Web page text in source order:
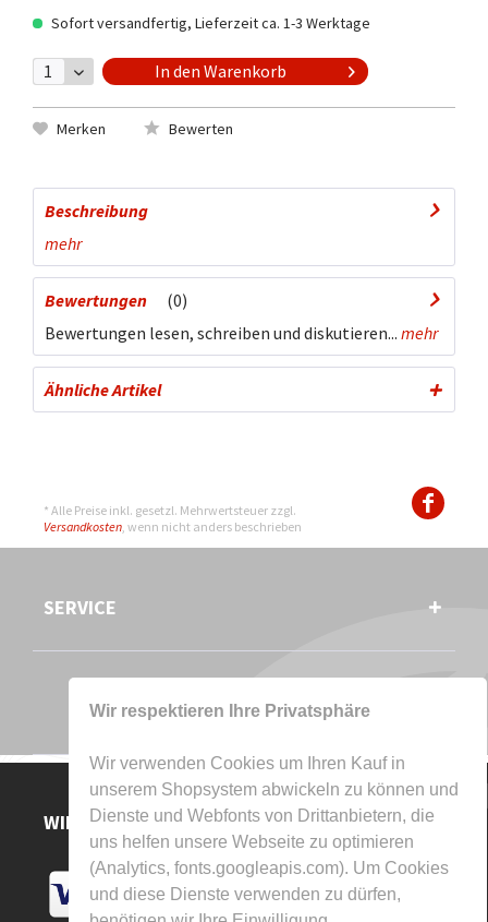
Wir respektieren Ihre Privatsphäre
Wir verwenden Cookies um Ihren Kauf in
unserem Shopsystem abwickeln zu können und
Dienste und Webfonts von Drittanbietern, die
uns helfen unsere Webseite zu optimieren
(Analytics, fonts.googleapis.com). Um Cookies
und diese Dienste verwenden zu dürfen,
Sofort versandfertig, Lieferzeit ca. 1-3 Werktage
In den Warenkorb
Merken Bewerten
Beschreibung
mehr
Bewertungen
0
Bewertungen lesen, schreiben und diskutieren... mehr
Ähnliche Artikel
* Alle Preise inkl. gesetzl. Mehrwertsteuer zzgl.
Versandkosten, wenn nicht anders beschrieben
SERVICE
WIR AKZEPTIEREN